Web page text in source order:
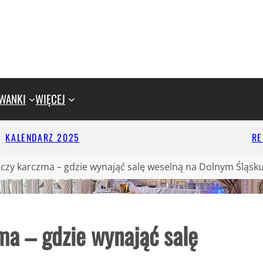
WIĘCEJ
KALENDARZ 2025
karczma – gdzie wynająć salę weselną na Dolnym
– gdzie wynająć salę